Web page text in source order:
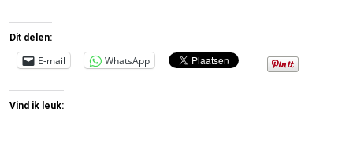
Dit delen:
E-mail WhatsApp
Vind ik leuk: